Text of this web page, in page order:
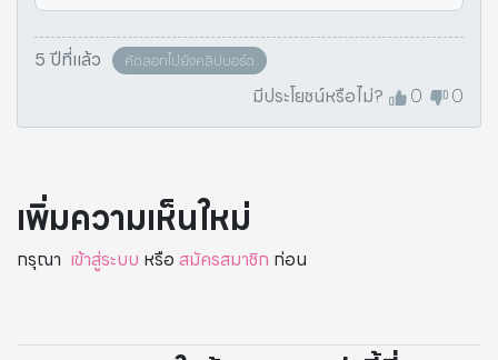
5 ปีที่แล้ว คัดลอกไปยังคลิปบอร์ด
มีประโยชน์หรือไม่? 0 0
เพิ่มความเห็นใหม่
กรุณา เข้าสู่ระบบ หรือ สมัครสมาชิก ก่อน